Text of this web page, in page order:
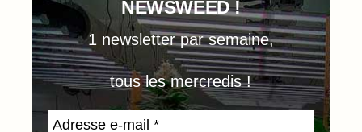
NEWSWEED !
1 newsletter par semaine,
tous les mercredis !